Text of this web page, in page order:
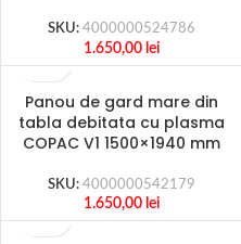
SKU:4000000524786
1.650,00 lei
Panou de gard mare din
tabla debitata cu plasma
COPAC V1 1500×1940 mm
SKU:4000000542179
1.650,00 lei